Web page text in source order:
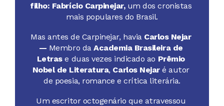
filho: Fabrício Carpinejar, um dos cronistas
mais populares do Brasil.
Mas antes de Carpinejar, havia Carlos Nejar
— Membro da Academia Brasileira de
Letras e duas vezes indicado ao Prêmio
Nobel de Literatura, Carlos Nejar é autor
de poesia, romance e crítica literária.
Um escritor octogenário que atravessou